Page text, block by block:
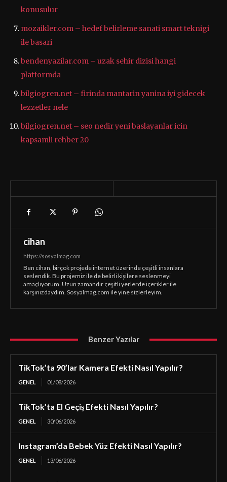
konusulur
mozaikler.com – hedef belirleme sanati smart teknigi
ile basari
bendenyazilar.com – uzak sehir dizisi hangi
platformda
bilgiogren.net – firinda mantarin yanina iyi gidecek
lezzetler nele
bilgiogren.net – seo nedir yeni baslayanlar icin
kapsamli rehber 20
cihan
https://sosyalmag.com
Ben cihan, birçok projede internet üzerinde çeşitli insanlara
seslendik. Bu projemiz ile de belirli kişilere seslenmeyi
amaçlıyorum. Uzun zamandır çeşitli yerlerde içerikler ile
karşınızdaydım. Sosyalmag.com ile yine sizlerleyim.
Benzer Yazılar
TikTok’ta 90’lar Kamera Efekti Nasıl Yapılır?
GENEL 01/08/2026
TikTok’ta El Geçiş Efekti Nasıl Yapılır?
GENEL 30/06/2026
Instagram’da Bebek Yüz Efekti Nasıl Yapılır?
GENEL 13/06/2026